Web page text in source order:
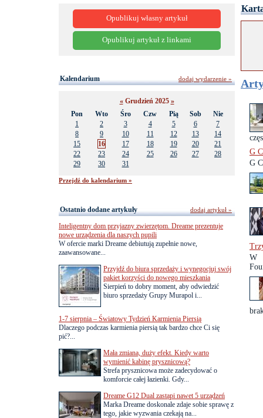
G
G
W
Opublikuj własny artykuł
Opublikuj artykuł z linkami
Kalendarium
«Grudzień 2025 »
Pon
Wto Śro Czw Pią Sob
Nie
1
2 3 4 5 6
7
8
9 10 11 12 13
14
15
16 17 18 19 20
21
22
23 24 25 26 27
28
29
30 31
Przejdź do kalendarium »
dodaj wydarzenie »
Ostatnio dodane artykuły
Inteligentny dom przyjazny zwierzętom. Dreame prezentuje
nowe urządzenia dla naszych pupili
W ofercie marki Dreame debiutują zupełnie nowe,
zaawansowane...
Przyjdź do biura sprzedaży i wynegocjuj swój
pakiet korzyści do nowego mieszkania
Sierpień to dobry moment, aby odwiedzić
biuro sprzedaży Grupy Murapol i...
1-7 sierpnia – Światowy Tydzień Karmienia Piersią
Dlaczego podczas karmienia piersią tak bardzo chce Ci się
pić?...
Mała zmiana, duży efekt. Kiedy warto
wymienić kabinę prysznicową?
Strefa prysznicowa może zadecydować o
komforcie całej łazienki. Gdy...
Dreame G12 Dual zastąpi nawet 5 urządzeń
Marka Dreame doskonale zdaje sobie sprawę z
tego, jakie wyzwania czekają na...
dodaj artykuł »